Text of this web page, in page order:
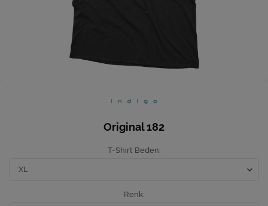
Mutfak
Original 182
T-Shirt Beden
Renk